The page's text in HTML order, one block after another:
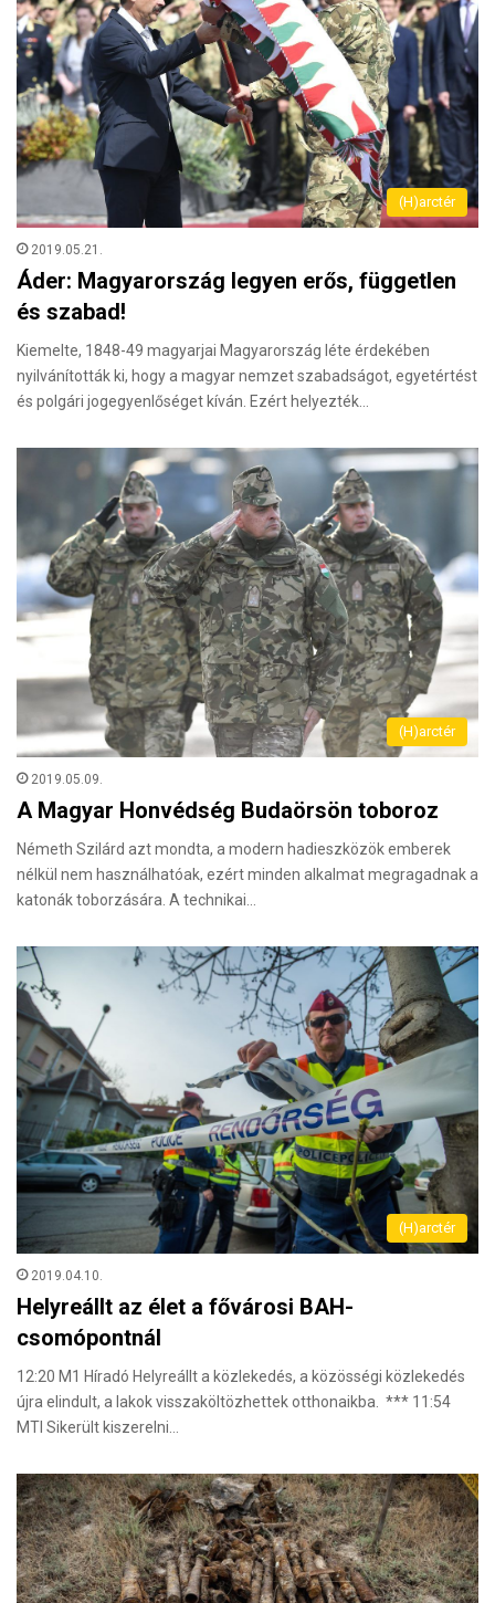
(H)arctér
2019.05.21.
Áder: Magyarország legyen erős, független
és szabad!
Kiemelte, 1848-49 magyarjai Magyarország léte érdekében
nyilvánították ki, hogy a magyar nemzet szabadságot, egyetértést
és polgári jogegyenlőséget kíván. Ezért helyezték…
(H)arctér
2019.05.09.
A Magyar Honvédség Budaörsön toboroz
Németh Szilárd azt mondta, a modern hadieszközök emberek
nélkül nem használhatóak, ezért minden alkalmat megragadnak a
katonák toborzására. A technikai…
(H)arctér
2019.04.10.
Helyreállt az élet a fővárosi BAH-
csomópontnál
12:20 M1 Híradó Helyreállt a közlekedés, a közösségi közlekedés
újra elindult, a lakok visszaköltözhettek otthonaikba. *** 11:54
MTI Sikerült kiszerelni…